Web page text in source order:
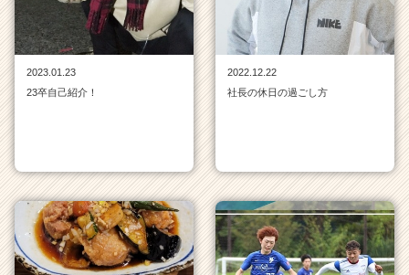
2023.01.23
23卒自己紹介！
2022.12.22
社長の休日の過ごし方